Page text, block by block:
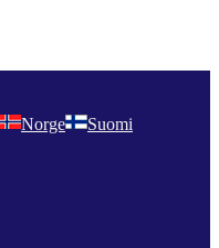
Norge Suomi